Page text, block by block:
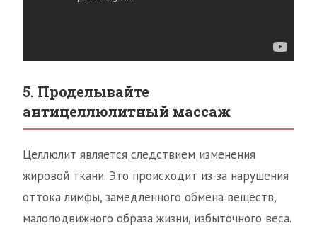
5. Проделывайте
антицеллюлитный массаж
Целлюлит является следствием изменения
жировой ткани. Это происходит из-за нарушения
оттока лимфы, замедленного обмена веществ,
малоподвижного образа жизни, избыточного веса.